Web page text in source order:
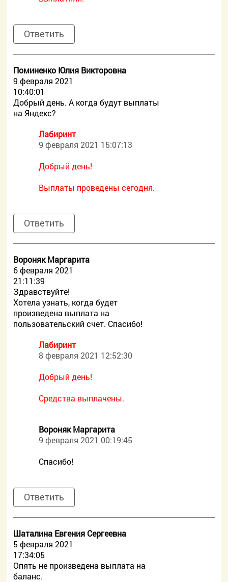
Ответить
Поминенко Юлия Викторовна
9 февраля 2021
10:40:01
Добрый день. А когда будут выплаты
на Яндекс?
Лабиринт
9 февраля 2021 15:07:13
Добрый день!
Выплаты проведены сегодня.
Ответить
Вороняк Маргарита
6 февраля 2021
21:11:39
Здравствуйте!
Хотела узнать, когда будет
произведена выплата на
пользовательский счет. Спасибо!
Лабиринт
8 февраля 2021 12:52:30
Добрый день!
Средства выплачены.
Вороняк Маргарита
9 февраля 2021 00:19:45
Спасибо!
Ответить
Шаталина Евгения Сергеевна
5 февраля 2021
17:34:05
Опять не произведена выплата на
баланс.